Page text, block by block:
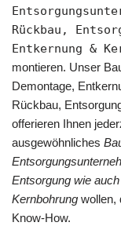
Rückbau,
Entkernung &
montieren. Unser
Demontage,
Rückbau,
offerieren Ihnen
ausgewöhnliches
Entsorgung wie
Kernbohrung wollen,
Know-How.